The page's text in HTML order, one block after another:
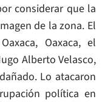
considerar que la
de la zona. El
Oaxaca, el
Alberto Velasco,
Lo atacaron
política en